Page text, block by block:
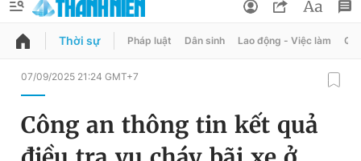
QUẢNG CÁO
Chuyên mục
Đổi mật khẩu
Thời sự Pháp luật Dân sinh Lao động - Việc làm
07/09/2025 21:24 GMT+7
Công an thông tin kết quả